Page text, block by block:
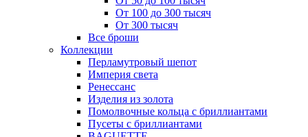
От 100 до 300 тысяч
От 300 тысяч
Все броши
Коллекции
Перламутровый шепот
Империя света
Ренессанс
Изделия из золота
Помолвочные кольца с бриллиантами
Пусеты с бриллиантами